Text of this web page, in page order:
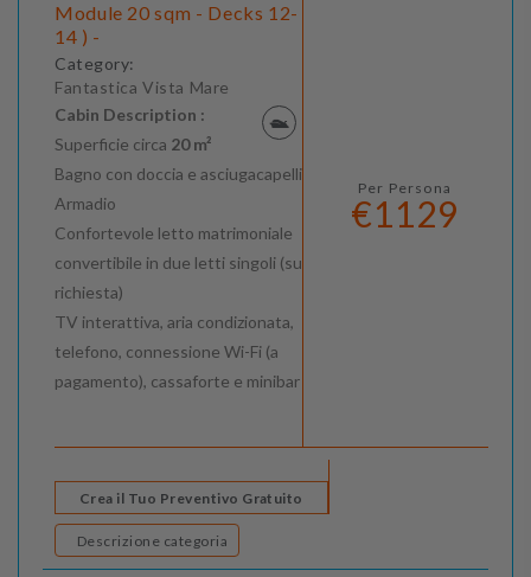
Module 20 sqm - Decks 12-
14 ) -
Category:
Fantastica Vista Mare
Cabin Description :
Superficie circa 20 m²
Bagno con doccia e asciugacapelli
Armadio
Confortevole letto matrimoniale
convertibile in due letti singoli (su
richiesta)
TV interattiva, aria condizionata,
telefono, connessione Wi-Fi (a
pagamento), cassaforte e minibar
Per Persona
€1129
Crea il Tuo Preventivo Gratuito
Descrizione categoria